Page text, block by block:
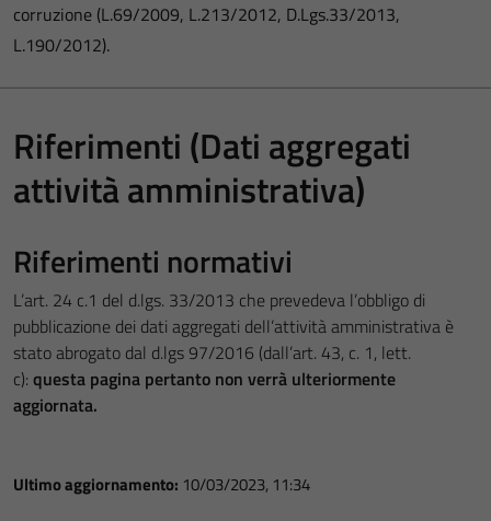
corruzione (L.69/2009, L.213/2012, D.Lgs.33/2013,
L.190/2012).
Riferimenti (Dati aggregati
attività amministrativa)
Riferimenti normativi
L’art. 24 c.1 del d.lgs. 33/2013 che prevedeva l’obbligo di
pubblicazione dei dati aggregati dell’attività amministrativa è
stato abrogato dal d.lgs 97/2016 (dall’art. 43, c. 1, lett.
c): questa pagina pertanto non verrà ulteriormente
aggiornata.
Ultimo aggiornamento: 10/03/2023, 11:34